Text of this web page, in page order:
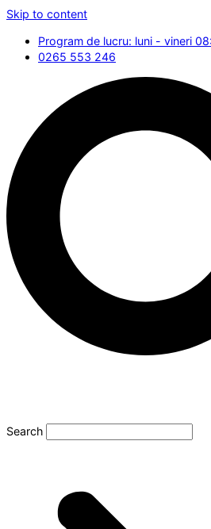
Skip to content
Program de lucru: luni - vineri
0265 553 246
Search